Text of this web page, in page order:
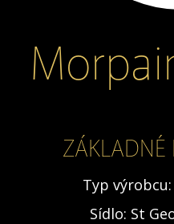
ZÁKLADNÉ
Typ výrobcu:
Sídlo: St